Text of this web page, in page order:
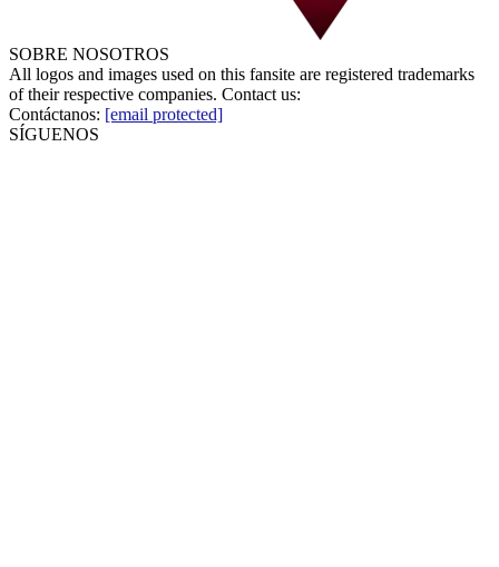
SOBRE NOSOTROS
All logos and images used on this fansite are registered trademarks
of their respective companies. Contact us:
Contáctanos: [email protected]
SÍGUENOS